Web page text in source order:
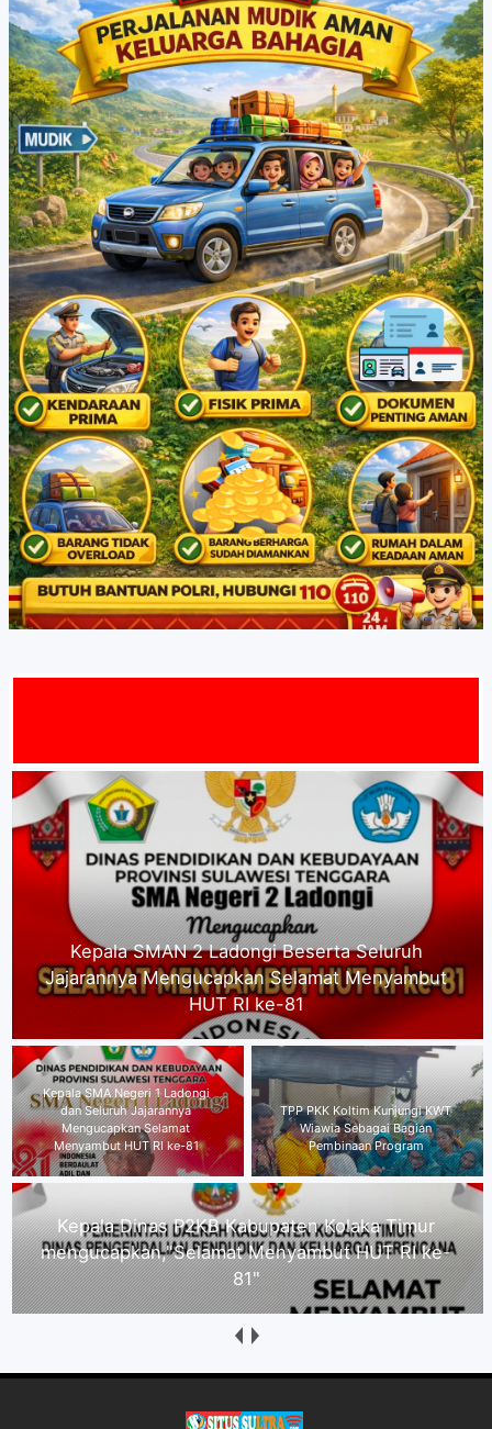
Kepala SMA Negeri 1 Ladongi dan Seluruh
Jajarannya Mengucapkan Selamat Menyambut
HUT RI ke-81
TPP PKK Koltim Kunjungi KWT
Wiawia Sebagai Bagian
Pembinaan Program
Kepala Dinas P2KB Kabupaten
Kolaka Timur
mengucapkan,"Selamat
Menyambut HUT RI ke-81"
Direktur Kolaka Media Institute Kecam Dugaan
Intimidasi Wartawan Nasionalinfo.com, Minta
Proses Hukum Berjalan